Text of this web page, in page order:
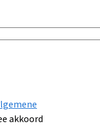
akkoord